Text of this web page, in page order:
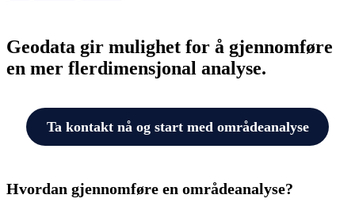
Geodata gir mulighet for å gjennomføre
en mer flerdimensjonal analyse.
Ta kontakt nå og start med områdeanalyse
Hvordan gjennomføre en områdeanalyse?